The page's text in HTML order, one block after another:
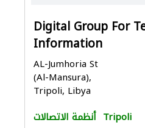
Digital Group For
Information
AL-Jumhoria St
(Al-Mansura),
Tripoli, Libya
أنظمة الاتصالات Tripoli